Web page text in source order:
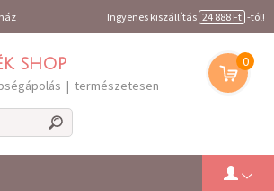
Ingyenes kiszállítás 24 888 Ft -tól!
shop
| természetesen
0